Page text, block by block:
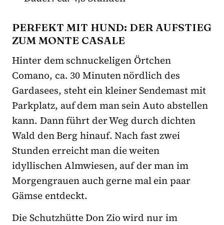
PERFEKT MIT HUND: DER AUFSTIEG
ZUM MONTE CASALE
Hinter dem schnuckeligen Örtchen
Comano, ca. 30 Minuten nördlich des
Gardasees, steht ein kleiner Sendemast mit
Parkplatz, auf dem man sein Auto abstellen
kann. Dann führt der Weg durch dichten
Wald den Berg hinauf. Nach fast zwei
Stunden erreicht man die weiten
idyllischen Almwiesen, auf der man im
Morgengrauen auch gerne mal ein paar
Gämse entdeckt.
Die Schutzhütte Don Zio wird nur im